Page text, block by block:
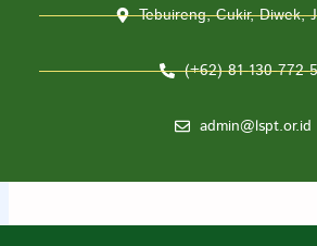
Tebuireng, Cukir, Diwek,
(+62) 81-130-772-
admin@lspt.or.id